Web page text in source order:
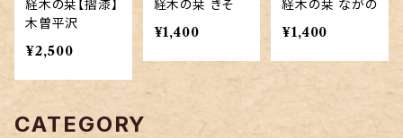
経木の栞【摺漆】
木曽平沢
¥2,500
経木の栞 きそ
¥1,400
経木の栞 ながの
¥1,400
CATEGORY